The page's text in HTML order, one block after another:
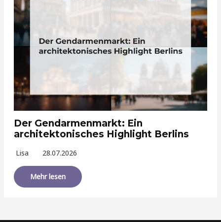
Der Gendarmenmarkt: Ein
architektonisches Highlight Berlins
Lisa 28.07.2026
Mehr lesen